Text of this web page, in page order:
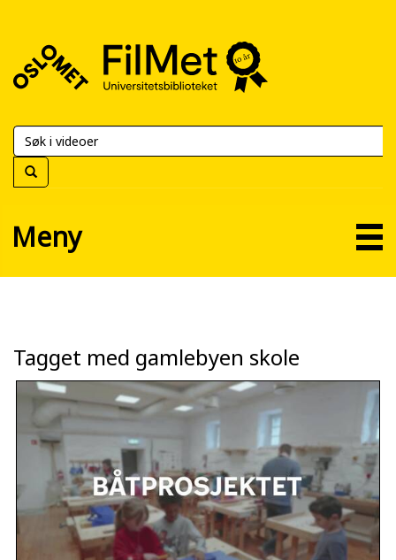
FilMet
Universitetsbiblioteket
Meny
Tagget med gamlebyen skole